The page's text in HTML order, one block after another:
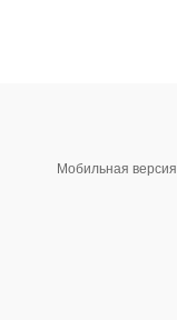
Мобильная версия